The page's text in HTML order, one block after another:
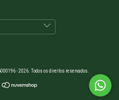
- 2026. Todos os direitos reservados.